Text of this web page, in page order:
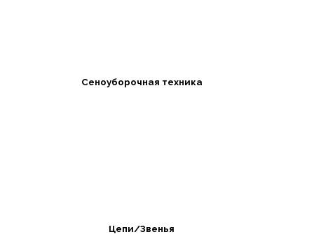
Сеноуборочная техника
Цепи/Звенья